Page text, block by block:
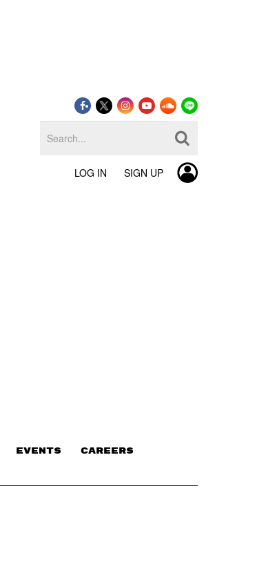
LOG IN SIGN UP
EVENTS CAREERS